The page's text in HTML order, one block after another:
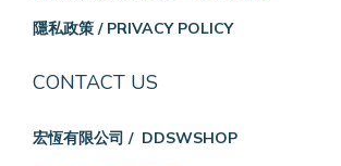
隱私政策 / PRIVACY POLICY
CONTACT US
宏恆有限公司 / DDSWSHOP